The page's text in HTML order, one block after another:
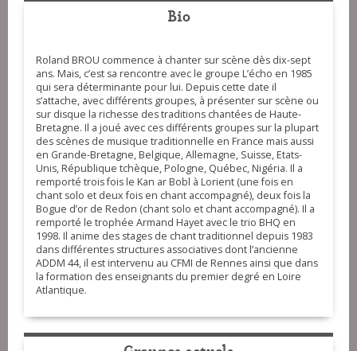
Bio
Roland BROU commence à chanter sur scène dès dix-sept
ans. Mais, c’est sa rencontre avec le groupe L’écho en 1985
qui sera déterminante pour lui. Depuis cette date il
s’attache, avec différents groupes, à présenter sur scène ou
sur disque la richesse des traditions chantées de Haute-
Bretagne. Il a joué avec ces différents groupes sur la plupart
des scènes de musique traditionnelle en France mais aussi
en Grande-Bretagne, Belgique, Allemagne, Suisse, Etats-
Unis, République tchèque, Pologne, Québec, Nigéria. Il a
remporté trois fois le Kan ar Bobl à Lorient (une fois en
chant solo et deux fois en chant accompagné), deux fois la
Bogue d’or de Redon (chant solo et chant accompagné). Il a
remporté le trophée Armand Hayet avec le trio BHQ en
1998. Il anime des stages de chant traditionnel depuis 1983
dans différentes structures associatives dont l’ancienne
ADDM 44, il est intervenu au CFMI de Rennes ainsi que dans
la formation des enseignants du premier degré en Loire
Atlantique.